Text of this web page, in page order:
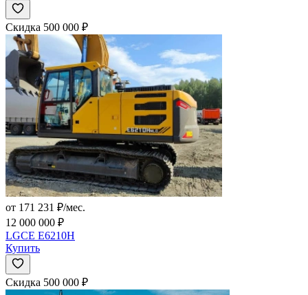
Скидка 500 000 ₽
от 171 231 ₽/мес.
12 000 000 ₽
LGCE E6210H
Купить
Скидка 500 000 ₽